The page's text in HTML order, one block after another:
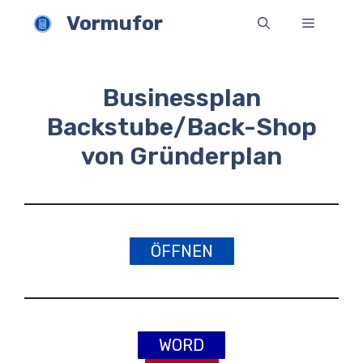
Inhalt
Vormufor Menü
Businessplan
Backstube/Back-Shop
von Gründerplan
ÖFFNEN
WORD